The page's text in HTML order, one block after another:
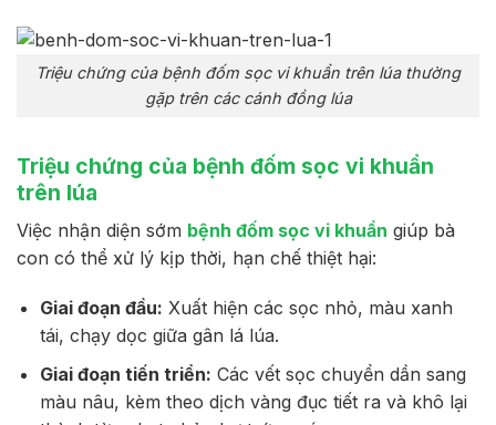
Triệu chứng của bệnh đốm sọc vi khuẩn trên lúa thường
gặp trên các cánh đồng lúa
Triệu chứng của bệnh đốm sọc vi khuẩn
trên lúa
Việc nhận diện sớm bệnh đốm sọc vi khuẩn giúp bà
con có thể xử lý kịp thời, hạn chế thiệt hại:
Giai đoạn đầu: Xuất hiện các sọc nhỏ, màu xanh
tái, chạy dọc giữa gân lá lúa.
Giai đoạn tiến triển: Các vết sọc chuyển dần sang
màu nâu, kèm theo dịch vàng đục tiết ra và khô lại